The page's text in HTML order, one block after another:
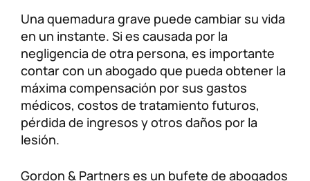
Admiralty & Maritime Law
Class Actions
Mass Torts
Una quemadura grave puede cambiar su vida
en un instante. Si es causada por la
negligencia de otra persona, es importante
contar con un abogado que pueda obtener la
máxima compensación por sus gastos
médicos, costos de tratamiento futuros,
pérdida de ingresos y otros daños por la
lesión.
Gordon & Partners es un bufete de abogados